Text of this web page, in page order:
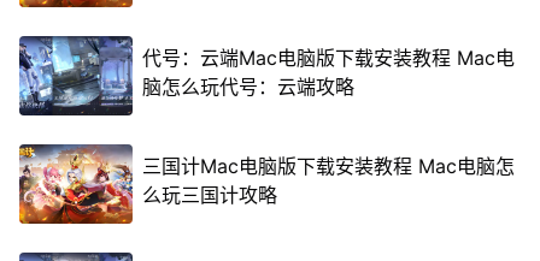
代号：云端Mac电脑版下载安装教程 Mac电
脑怎么玩代号：云端攻略
三国计Mac电脑版下载安装教程 Mac电脑怎
么玩三国计攻略